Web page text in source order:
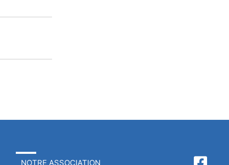
NOTRE ASSOCIATION